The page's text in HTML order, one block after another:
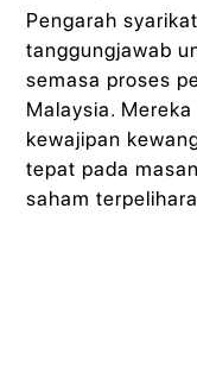
Pengarah
tanggungjawab
semasa proses
Malaysia.
kewajipan
tepat pada
saham